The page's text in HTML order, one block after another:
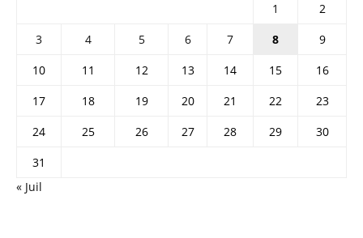
1
2
3
4 5 6 7 8
9
10
11 12 13 14 15
16
17
18 19 20 21 22
23
24
25 26 27 28 29
30
31
« Juil